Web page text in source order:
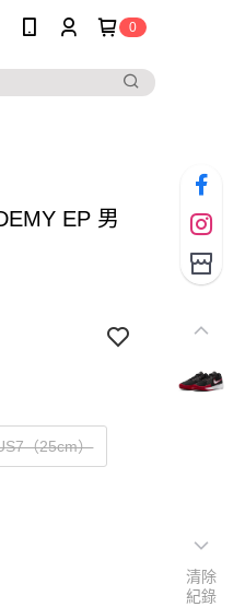
0
EP 男
（25cm）
清除
紀錄